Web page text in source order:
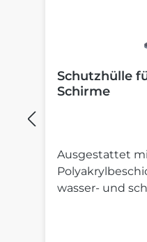
Schutzhülle
Schirme
Ausgestattet
wasser- und